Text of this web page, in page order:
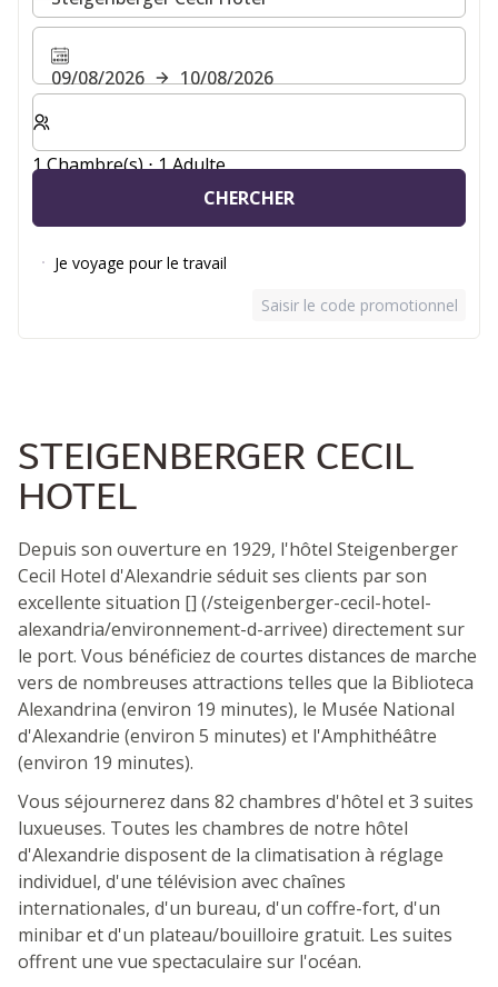
09/08/2026
10/08/2026
Sélectionnez le nombre de chambres et d'invités pour
1 Chambre(s) ⋅ 1 Adulte
CHERCHER
Je voyage pour le travail
Saisir le code promotionnel
STEIGENBERGER CECIL
HOTEL
Depuis son ouverture en 1929, l'hôtel Steigenberger
Cecil Hotel d'Alexandrie séduit ses clients par son
excellente situation [] (/steigenberger-cecil-hotel-
alexandria/environnement-d-arrivee) directement sur
le port. Vous bénéficiez de courtes distances de marche
vers de nombreuses attractions telles que la Biblioteca
Alexandrina (environ 19 minutes), le Musée National
d'Alexandrie (environ 5 minutes) et l'Amphithéâtre
(environ 19 minutes).
Vous séjournerez dans 82 chambres d'hôtel et 3 suites
luxueuses. Toutes les chambres de notre hôtel
d'Alexandrie disposent de la climatisation à réglage
individuel, d'une télévision avec chaînes
internationales, d'un bureau, d'un coffre-fort, d'un
minibar et d'un plateau/bouilloire gratuit. Les suites
offrent une vue spectaculaire sur l'océan.